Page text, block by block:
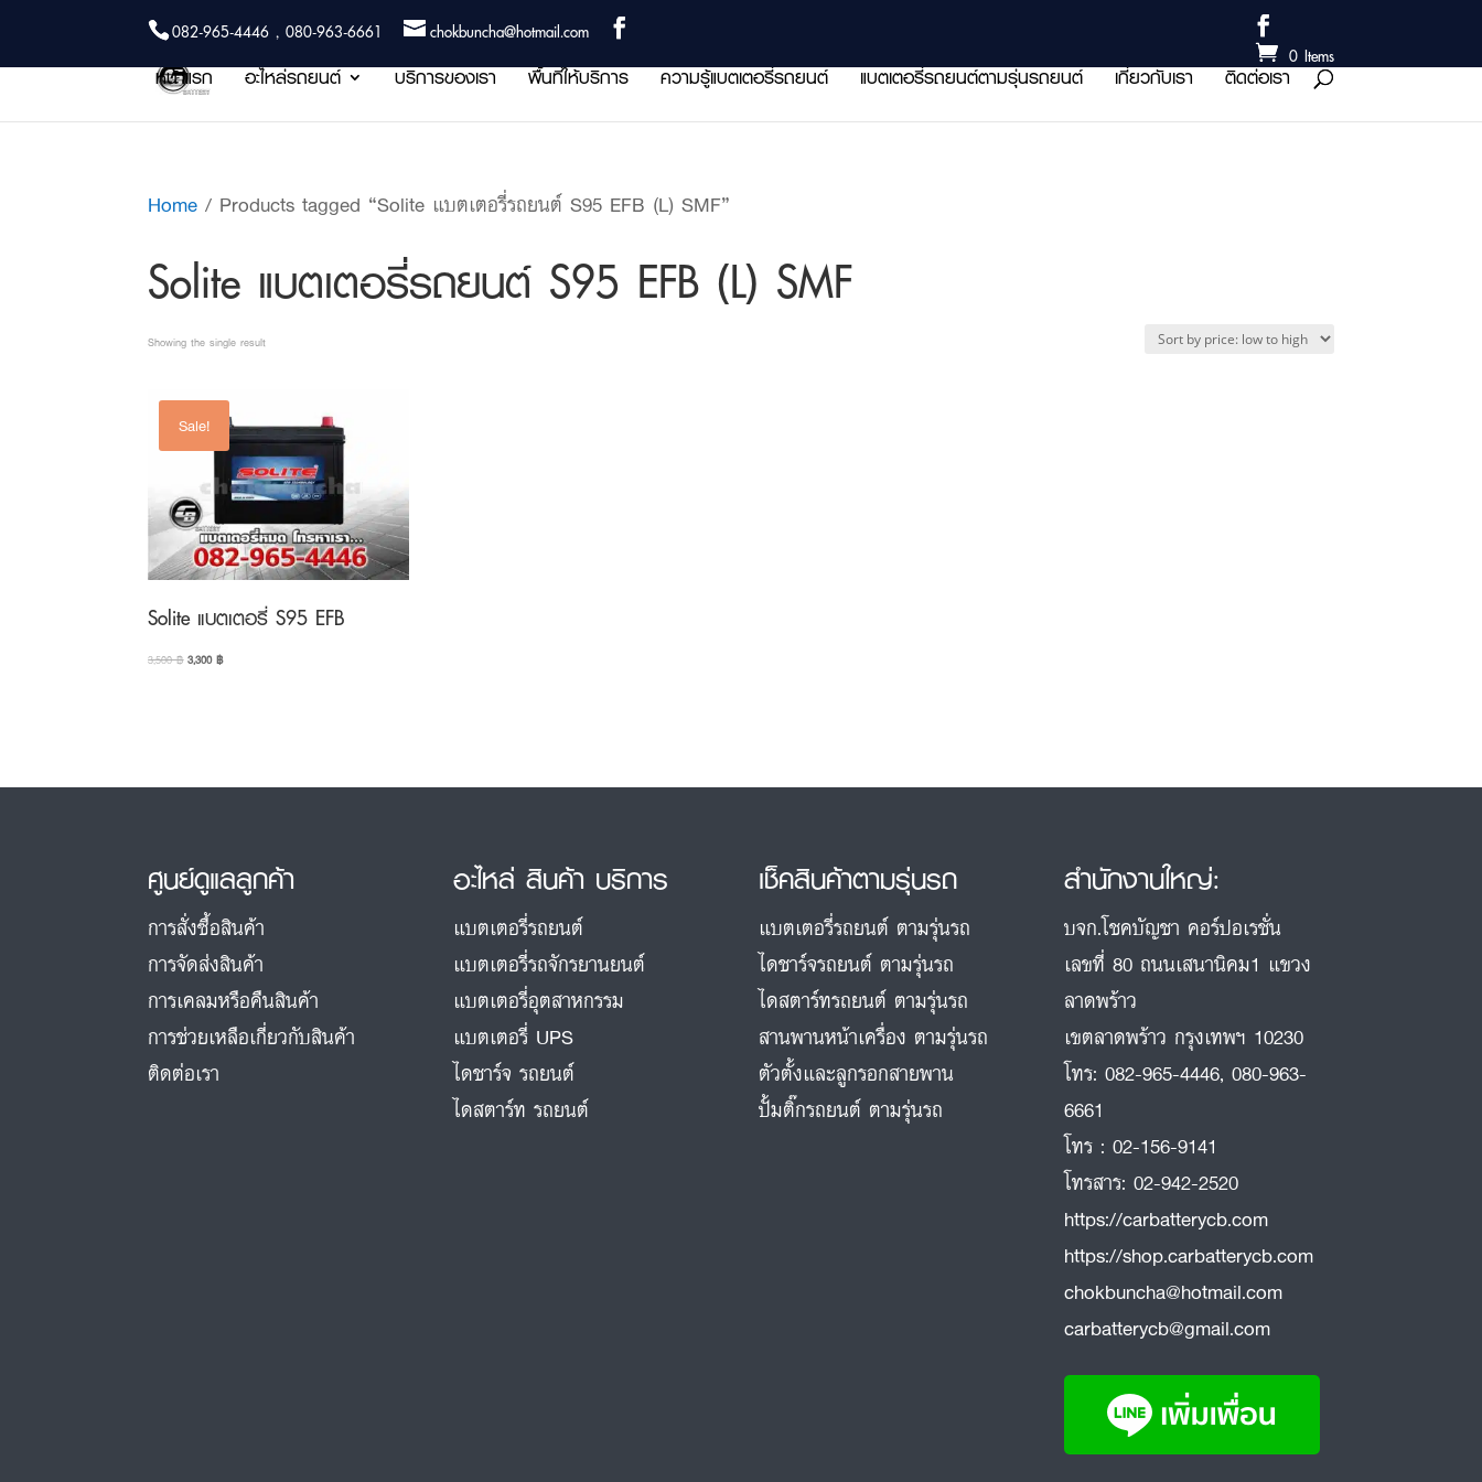
082-965-4446 , 080-963-6661
chokbuncha@hotmail.com
0 Items
หน้าแรก อะไหล่รถยนต์ บริการของเรา พื้นที่ให้บริการ ความรู้แบตเตอรี่รถยนต์ แบตเตอรี่รถยนต์ตามรุ่นรถยนต์ เกี่ยวกับเรา ติดต่อเรา
Home / Products tagged “Solite แบตเตอรี่รถยนต์ S95 EFB (L) SMF”
Solite แบตเตอรี่รถยนต์ S95 EFB (L) SMF
Showing the single result
Sale!
Solite แบตเตอรี่ S95 EFB
3,500฿Original
3,300฿Current
ศูนย์ดูแลลูกค้า
การสั่งซื้อสินค้า
การจัดส่งสินค้า
การเคลมหรือคืนสินค้า
การช่วยเหลือเกี่ยวกับสินค้า
ติดต่อเรา
อะไหล่ สินค้า บริการ
แบตเตอรี่รถยนต์
แบตเตอรี่รถจักรยานยนต์
แบตเตอรี่อุตสาหกรรม
แบตเตอรี่ UPS
ไดชาร์จ รถยนต์
ไดสตาร์ท รถยนต์
เช็คสินค้าตามรุ่นรถ
แบตเตอรี่รถยนต์ ตามรุ่นรถ
ไดชาร์จรถยนต์ ตามรุ่นรถ
ไดสตาร์ทรถยนต์ ตามรุ่นรถ
สานพานหน้าเครื่อง ตามรุ่นรถ
ตัวตั้งและลูกรอกสายพาน
ปั้มติ๊กรถยนต์ ตามรุ่นรถ
สำนักงานใหญ่:
บจก.โชคบัญชา คอร์ปอเรชั่น
เลขที่ 80 ถนนเสนานิคม1 แขวง
ลาดพร้าว
เขตลาดพร้าว กรุงเทพฯ 10230
โทร: 082-965-4446, 080-963-
6661
โทร : 02-156-9141
โทรสาร: 02-942-2520
https://carbatterycb.com
https://shop.carbatterycb.com
chokbuncha@hotmail.com
carbatterycb@gmail.com